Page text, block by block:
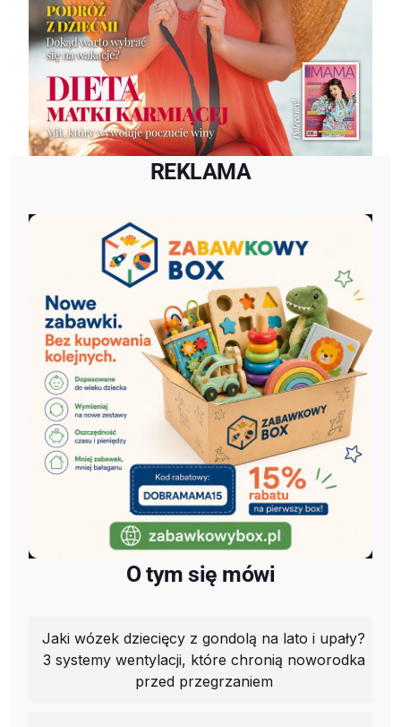
REKLAMA
O tym się mówi
Jaki wózek dziecięcy z gondolą na lato i upały?
3 systemy wentylacji, które chronią noworodka
przed przegrzaniem